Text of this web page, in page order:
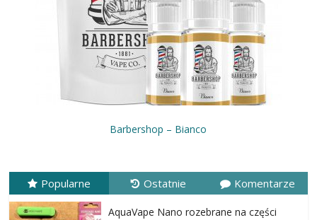
Barbershop – Bianco
Popularne Ostatnie Komentarze
AquaVape Nano rozebrane na części